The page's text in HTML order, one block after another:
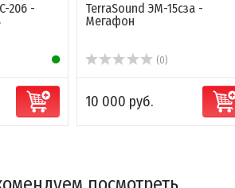
206 -
TerraSound ЭМ-15сза -
Мегафон
(0)
10 000 руб.